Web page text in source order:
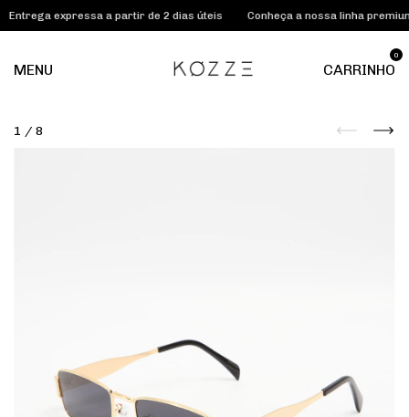
expressa a partir de 2 dias úteis Conheça a nossa linha premium
MENU CARRINHO
0
1 / 8